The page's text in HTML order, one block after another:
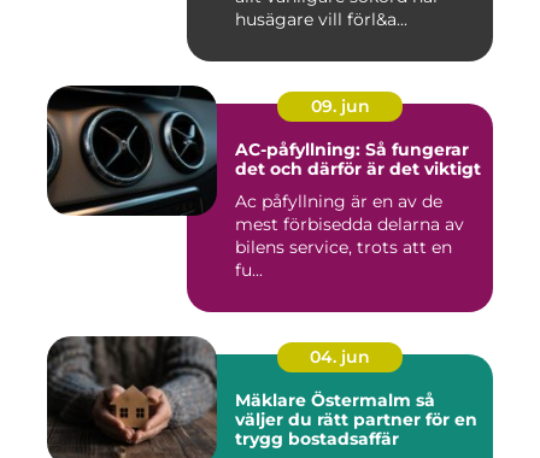
husägare vill förl&a...
09. jun
AC-påfyllning: Så fungerar
det och därför är det viktigt
Ac påfyllning är en av de
mest förbisedda delarna av
bilens service, trots att en
fu...
04. jun
Mäklare Östermalm så
väljer du rätt partner för en
trygg bostadsaffär